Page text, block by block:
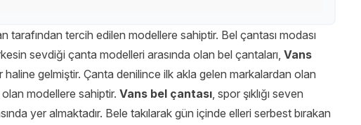
tarafından tercih edilen modellere sahiptir. Bel çantası modası
sevdiği çanta modelleri arasında olan bel çantaları, Vans
gelmiştir. Çanta denilince ilk akla gelen markalardan olan
olan modellere sahiptir. Vans bel çantası, spor şıklığı seven
yer almaktadır. Bele takılarak gün içinde elleri serbest bırakan